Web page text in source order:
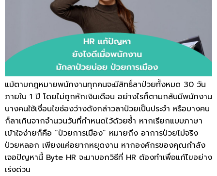
แม้ตามกฎหมายพนักงานทุกคนจะมีสิทธิ์ลาป่วยทั้งหมด 30 วัน
ภายใน 1 ปี โดยไม่ถูกหักเงินเดือน อย่างไรก็ตามกลับมีพนักงาน
บางคนใช้เงื่อนไขช่องว่างดังกล่าวลาป่วยเป็นประจำ หรือบางคน
ก็ลาเกินจากจำนวนวันที่กำหนดไว้ด้วยซ้ำ หากเรียกแบบภาษา
เข้าใจง่ายก็คือ “ป่วยการเมือง” หมายถึง อาการป่วยไม่จริง
ป่วยหลอก เพียงแค่อยากหยุดงาน หากองค์กรของคุณกำลัง
เจอปัญหานี้ Byte HR จะมาบอกวิธีที่ HR ต้องทำเพื่อแก้ไขอย่าง
เร่งด่วน